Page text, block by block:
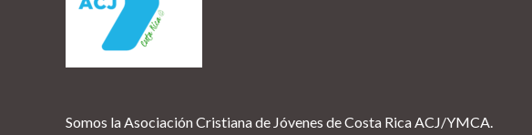
Somos la Asociación Cristiana de Jóvenes de Costa Rica ACJ/YMCA.